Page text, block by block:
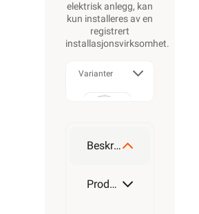
elektrisk anlegg, kan
kun installeres av en
registrert
installasjonsvirksomhet.
Varianter
Beskrivelse
Produktdetaljer